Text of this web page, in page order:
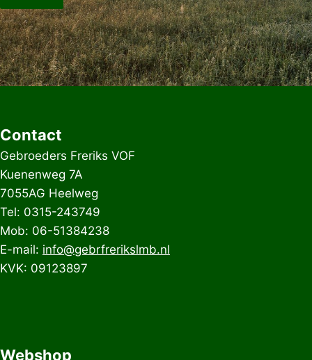
Contact
Gebroeders Freriks VOF
Kuenenweg 7A
7055AG Heelweg
Tel: 0315-243749
Mob: 06-51384238
E-mail: info@gebrfrerikslmb.nl
KVK: 09123897
Webshop